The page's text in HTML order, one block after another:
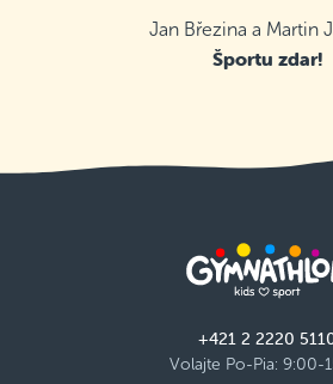
Jan Březina a Martin
Športu zdar!
+421 2 2220
Volajte Po-Pia: 9:00-